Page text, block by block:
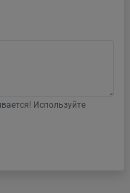
Используйте